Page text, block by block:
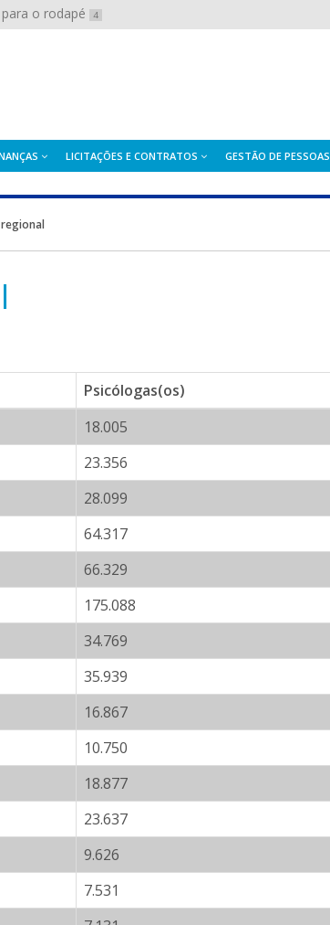
para o rodapé 4
LICITAÇÕES E CONTRATOS GESTÃO DE PESSOAS
Psicólogas(os)
18.005
23.356
28.099
64.317
66.329
175.088
34.769
35.939
16.867
10.750
18.877
23.637
9.626
7.531